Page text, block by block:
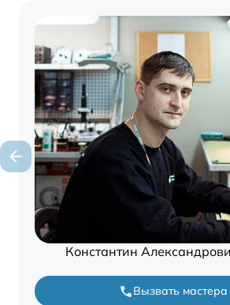
Константин
Вызвать мастера